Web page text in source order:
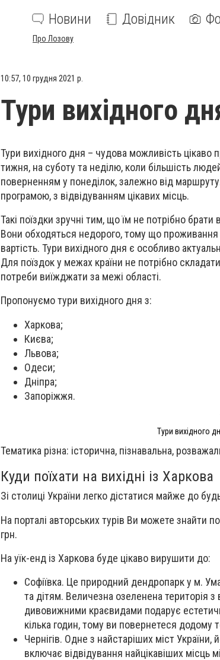
Новини Довідник
Про Лозову
10:57, 10 грудня 2021 р.
Тури вихідного
Тури вихідного дня – чудова можливість цікаво
тижня, на суботу та неділю, коли більшість
поверненням у понеділок, залежно від
програмою, з відвідуванням цікавих місць.
Такі поїздки зручні тим, що їм не потрібно
Вони обходяться недорого, тому що проживання
вартість. Тури вихідного дня є особливо
Для поїздок у межах країни не потрібно
потреби виїжджати за межі області.
Пропонуємо тури вихідного дня з:
Харкова;
Києва;
Львова;
Одеси;
Дніпра;
Запоріжжя.
Тури вихідного
Тематика різна: історична, пізнавальна,
Куди поїхати на вихідні із Харкова
Зі столиці України легко дістатися майже до
На порталі авторських турів Ви можете знайти
грн.
На уїк-енд із Харкова буде цікаво вирушити до:
Софіївка. Це природний дендропарк у м.
та дітям. Величезна озеленена територія
дивовижними краєвидами подарує
кілька годин, тому ви повернетеся додому
Чернігів. Одне з найстаріших міст України,
включає відвідування найцікавіших місць